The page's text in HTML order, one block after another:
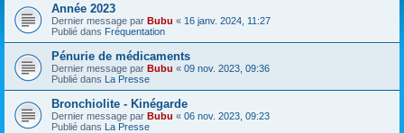
Année 2023
Dernier message par Bubu « 16 janv. 2024, 11:27
Publié dans Fréquentation
Pénurie de médicaments
Dernier message par Bubu « 09 nov. 2023, 09:36
Publié dans La Presse
Bronchiolite - Kinégarde
Dernier message par Bubu « 06 nov. 2023, 09:23
Publié dans La Presse